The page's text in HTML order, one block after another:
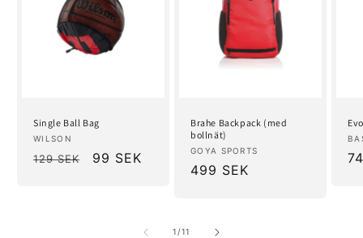
Single Ball Bag
Säljare:
WILSON
Ordinarie
129 SEK Försäljningspris
99 SEK
Brahe Backpack (med
bollnät)
Säljare:
GOYA SPORTS
Ordinarie
499 SEK
1 /av
11